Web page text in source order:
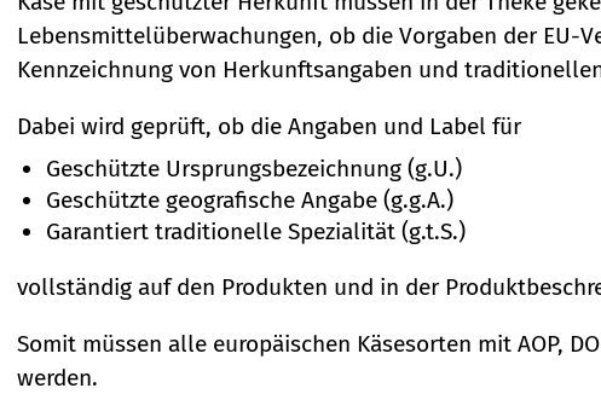
Lebensmittelüberwachungen, ob die Vorgaben der EU-
Kennzeichnung von Herkunftsangaben und
Dabei wird geprüft, ob die Angaben und Label für
Geschützte Ursprungsbezeichnung (g.U.)
Geschützte geografische Angabe (g.g.A.)
Garantiert traditionelle Spezialität (g.t.S.)
vollständig auf den Produkten und in der
Somit müssen alle europäischen Käsesorten mit AOP,
werden.